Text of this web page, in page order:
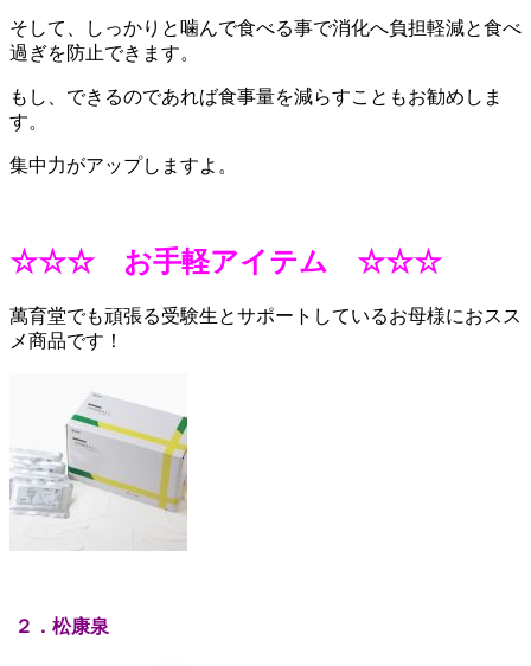
そして、しっかりと噛んで食べる事で消化へ負担軽減と食べ
過ぎを防止できます。
もし、できるのであれば食事量を減らすこともお勧めしま
す。
集中力がアップしますよ。
☆☆☆ お手軽アイテム ☆☆☆
萬育堂でも頑張る受験生とサポートしているお母様におスス
メ商品です！
２．松康泉